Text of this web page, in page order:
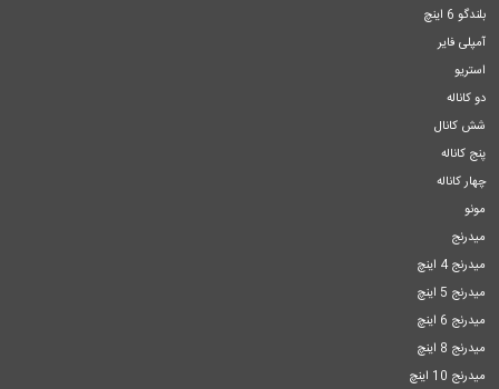
بلندگو 6 اینچ
آمپلی فایر
استریو
دو کاناله
شش کانال
پنج کاناله
چهار کاناله
مونو
میدرنج
میدرنج 4 اینچ
میدرنج 5 اینچ
میدرنج 6 اینچ
میدرنج 8 اینچ
میدرنج 10 اینچ